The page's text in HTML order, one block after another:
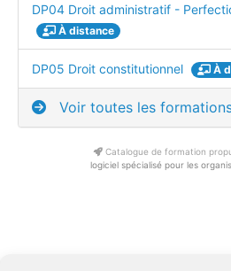
DP04 Droit administratif -
À distance
DP05 Droit constitutionnel À
Voir toutes les
Catalogue de formation
logiciel spécialisé pour les